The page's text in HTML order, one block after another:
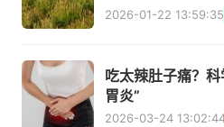
2026-01-22 13:59:35
吃太辣肚子痛？
胃炎”
2026-03-24